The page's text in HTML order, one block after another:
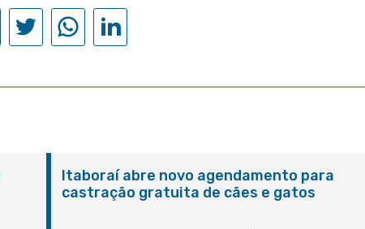
Itaboraí abre novo agendamento para
castração gratuita de cães e gatos